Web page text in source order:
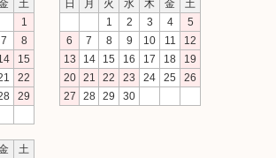
土
1
7
8
15
22
29
日 月 火 水 木 金
土
1
2 3 4
5
6
7 8 9 10 11
12
13
14 15 16 17 18
19
20
21 22 23 24 25
26
27
28 29 30
土